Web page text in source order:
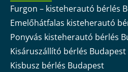
Furgon – kisteherautó bérlés
Emelőhátfalas kisteherautó
Ponyvás kisteherautó bérlés
Kisáruszállító bérlés Budapest
Kisbusz bérlés Budapest